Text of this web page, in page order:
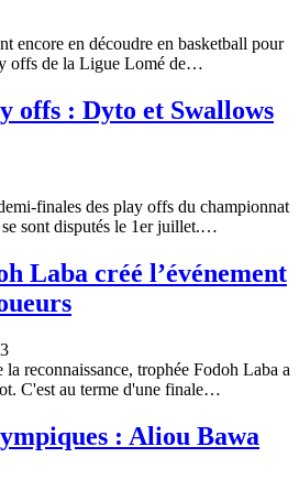
encore en découdre en basketball pour
offs de la Ligue Lomé de…
offs : Dyto et Swallows
finales des play offs du championnat
sont disputés le 1er juillet.…
Laba créé l’événement
reconnaissance, trophée Fodoh Laba a
C'est au terme d'une finale…
: Aliou Bawa